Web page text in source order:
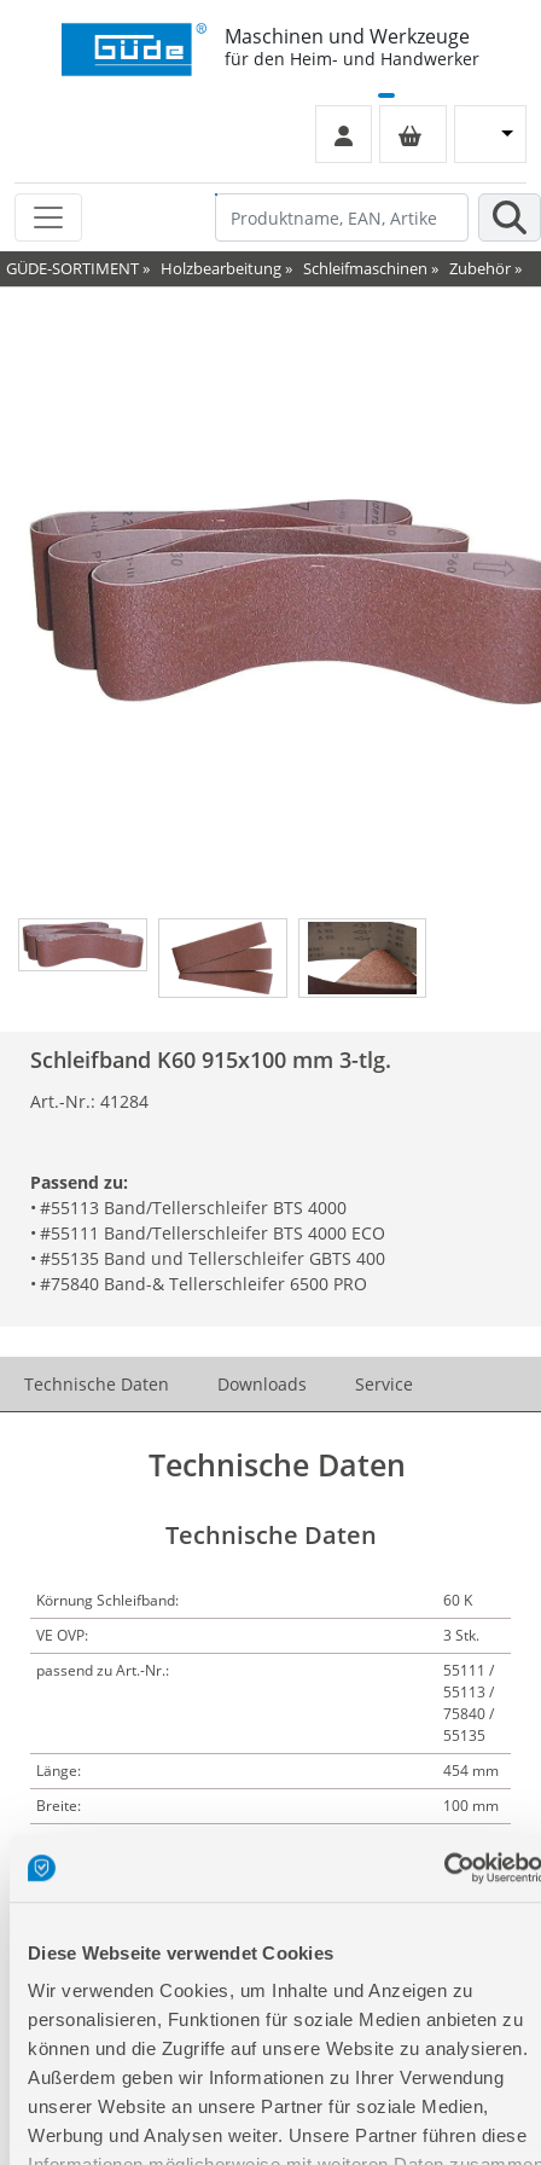
Diese Webseite verwendet Cookies
Wir verwenden Cookies, um Inhalte und Anzeigen zu
personalisieren, Funktionen für soziale Medien anbieten zu
können und die Zugriffe auf unsere Website zu analysieren.
Außerdem geben wir Informationen zu Ihrer Verwendung
unserer Website an unsere Partner für soziale Medien,
Werbung und Analysen weiter. Unsere Partner führen diese
Maschinen und Werkzeuge
für den Heim- und Handwerker
GÜDE-SORTIMENT» Holzbearbeitung» Schleifmaschinen » Zubehör»
Schleifband K60 915x100 mm 3-tlg.
Art.-Nr.: 41284
Passend zu:
• #55113 Band/Tellerschleifer BTS 4000
• #55111 Band/Tellerschleifer BTS 4000 ECO
• #55135 Band und Tellerschleifer GBTS 400
• #75840 Band-& Tellerschleifer 6500 PRO
Technische Daten Downloads Service
Technische Daten
Technische Daten
Körnung Schleifband:
60 K
VE OVP:
3 Stk.
passend zu Art.-Nr.:
55111 /
55113 /
75840 /
55135
Länge:
454 mm
Breite:
100 mm
Verpackungsmaße
Länge
Breite
102 mm
Höhe
45 mm